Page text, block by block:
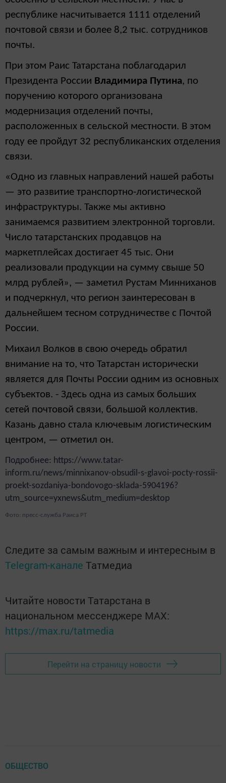
республике насчитывается 1111 отделений
почтовой связи и более 8,2 тыс. сотрудников
почты.
При этом Раис Татарстана поблагодарил
Президента России Владимира Путина, по
поручению которого организована
модернизация отделений почты,
расположенных в сельской местности. В этом
году ее пройдут 32 республиканских отделения
связи.
«Одно из главных направлений нашей работы
— это развитие транспортно-логистической
инфраструктуры. Также мы активно
занимаемся развитием электронной торговли.
Число татарстанских продавцов на
маркетплейсах достигает 45 тыс. Они
реализовали продукции на сумму свыше 50
млрд рублей», — заметил Рустам Минниханов
и подчеркнул, что регион заинтересован в
дальнейшем тесном сотрудничестве с Почтой
России.
Михаил Волков в свою очередь обратил
внимание на то, что Татарстан исторически
является для Почты России одним из основных
субъектов. - Здесь одна из самых больших
сетей почтовой связи, большой коллектив.
Казань давно стала ключевым логистическим
центром, — отметил он.
Подробнее: https://www.tatar-
inform.ru/news/minnixanov-obsudil-s-glavoi-pocty-rossii-
proekt-sozdaniya-bondovogo-sklada-5904196?
utm_source=yxnews&utm_medium=desktop
Фото: пресс-служба Раиса РТ
Следите за самым важным и интересным в
Telegram-канале Татмедиа
Читайте новости Татарстана в
национальном мессенджере MАХ:
https://max.ru/tatmedia
Перейти на страницу новости
ОБЩЕСТВО